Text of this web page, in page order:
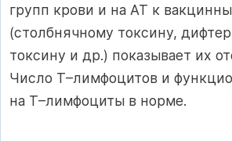
групп крови и на АТ к
(столбнячному токсину,
токсину и др.) показывает их
Число T–лимфоцитов и
на T–лимфоциты в норме.